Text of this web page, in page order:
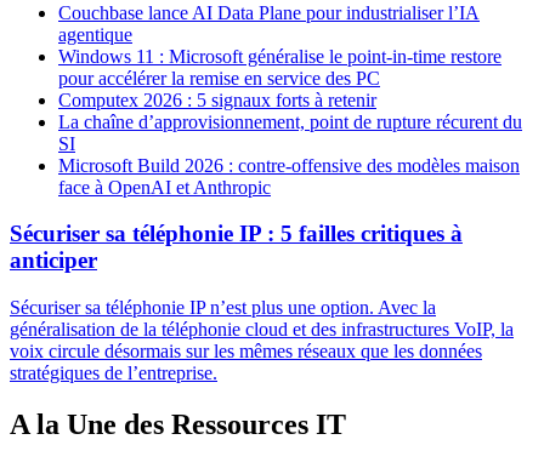
Couchbase lance AI Data Plane pour industrialiser l’IA
agentique
Windows 11 : Microsoft généralise le point-in-time restore
pour accélérer la remise en service des PC
Computex 2026 : 5 signaux forts à retenir
La chaîne d’approvisionnement, point de rupture récurent du
SI
Microsoft Build 2026 : contre-offensive des modèles maison
face à OpenAI et Anthropic
Sécuriser sa téléphonie IP : 5 failles critiques à
anticiper
Sécuriser sa téléphonie IP n’est plus une option. Avec la
généralisation de la téléphonie cloud et des infrastructures VoIP, la
voix circule désormais sur les mêmes réseaux que les données
stratégiques de l’entreprise.
A la Une des Ressources IT